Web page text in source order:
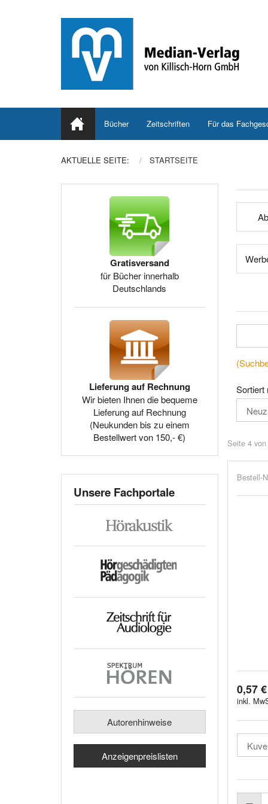
Bücher Zeitschriften Für das
AKTUELLE SEITE: STARTSEITE
Sortiert
Seite 4 von
Bestell-
0,57 €
inkl.
Gratisversand
für Bücher innerhalb
Deutschlands
Lieferung auf Rechnung
Wir bieten Ihnen die bequeme
Lieferung auf Rechnung
(Neukunden bis zu einem
Bestellwert von 150,- €)
Unsere Fachportale
Autorenhinweise
Anzeigenpreislisten